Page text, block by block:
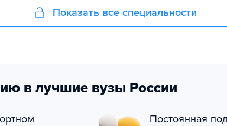
Показать все специальности
в лучшие вузы России
Постоянная